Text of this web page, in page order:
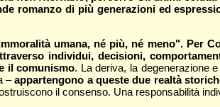
romanzo di più generazioni ed
umana, né più, né meno". Per
individui, decisioni,
il comunismo. La deriva, la degenerazione
–appartengono a queste due realtà
il consenso. Una responsabilità